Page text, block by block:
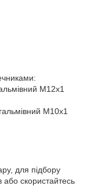
М12х1
М10х1
для підбору
або скористайтесь